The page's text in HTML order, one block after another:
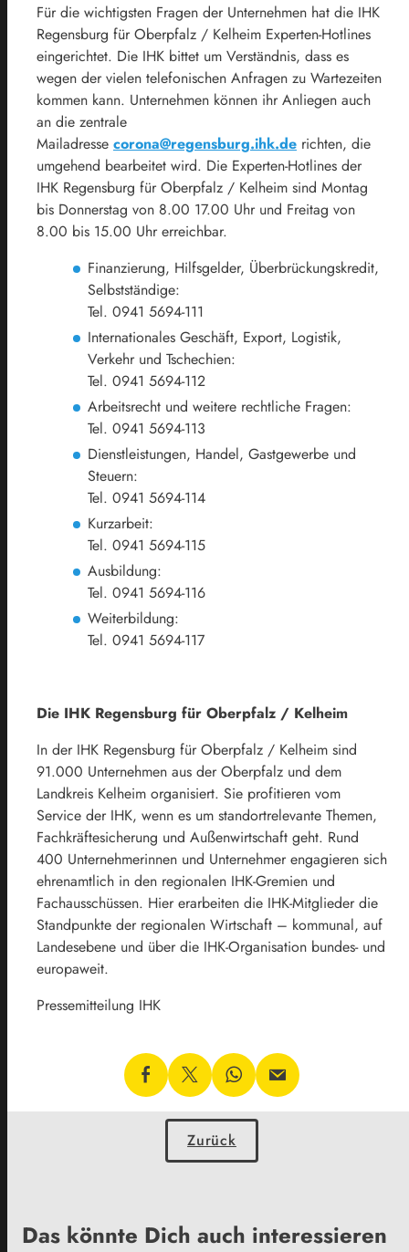
Für die wichtigsten Fragen der Unternehmen hat die IHK
Regensburg für Oberpfalz / Kelheim Experten-Hotlines
eingerichtet. Die IHK bittet um Verständnis, dass es
wegen der vielen telefonischen Anfragen zu Wartezeiten
kommen kann. Unternehmen können ihr Anliegen auch
an die zentrale
Mailadresse corona@regensburg.ihk.de richten, die
umgehend bearbeitet wird. Die Experten-Hotlines der
IHK Regensburg für Oberpfalz / Kelheim sind Montag
bis Donnerstag von 8.00 17.00 Uhr und Freitag von
8.00 bis 15.00 Uhr erreichbar.
Finanzierung, Hilfsgelder, Überbrückungskredit,
Selbstständige:
Tel. 0941 5694-111
Internationales Geschäft, Export, Logistik,
Verkehr und Tschechien:
Tel. 0941 5694-112
Arbeitsrecht und weitere rechtliche Fragen:
Tel. 0941 5694-113
Dienstleistungen, Handel, Gastgewerbe und
Steuern:
Tel. 0941 5694-114
Kurzarbeit:
Tel. 0941 5694-115
Ausbildung:
Tel. 0941 5694-116
Weiterbildung:
Tel. 0941 5694-117
Die IHK Regensburg für Oberpfalz / Kelheim
In der IHK Regensburg für Oberpfalz / Kelheim sind
91.000 Unternehmen aus der Oberpfalz und dem
Landkreis Kelheim organisiert. Sie profitieren vom
Service der IHK, wenn es um standortrelevante Themen,
Fachkräftesicherung und Außenwirtschaft geht. Rund
400 Unternehmerinnen und Unternehmer engagieren sich
ehrenamtlich in den regionalen IHK-Gremien und
Fachausschüssen. Hier erarbeiten die IHK-Mitglieder die
Standpunkte der regionalen Wirtschaft – kommunal, auf
Landesebene und über die IHK-Organisation bundes- und
europaweit.
Pressemitteilung IHK
Zurück
Das könnte Dich auch interessieren